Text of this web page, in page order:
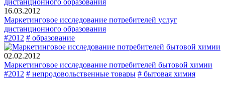
16.03.2012
Маркетинговое исследование потребителей услуг
дистанционного образования
#2012 # образование
02.02.2012
Маркетинговое исследование потребителей бытовой химии
#2012 # непродовольственные товары # бытовая химия